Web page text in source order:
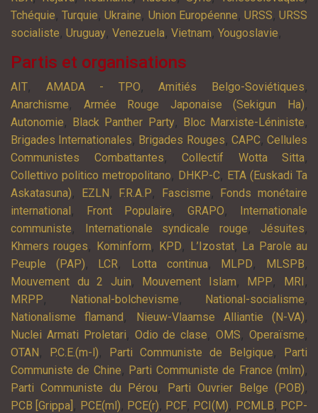
Tchéquie,Turquie,Ukraine, Union Européenne, URSS,URSS
socialiste, Uruguay, Venezuela, Vietnam, Yougoslavie,
Partis et organisations
AIT, AMADA - TPO,Amitiés Belgo-Soviétiques,
Anarchisme, Armée Rouge Japonaise (Sekigun Ha),
Autonomie, Black Panther Party, Bloc Marxiste-Léniniste,
Brigades Internationales, Brigades Rouges, CAPC,Cellules
Communistes Combattantes, Collectif Wotta Sitta,
Collettivo politico metropolitano, DHKP-C, ETA (Euskadi Ta
Askatasuna), EZLN, F.R.A.P, Fascisme, Fonds monétaire
international, Front Populaire, GRAPO, Internationale
communiste, Internationale syndicale rouge, Jésuites,
Khmers rouges, Kominform, KPD, L’Izostat, La Parole au
Peuple (PAP), LCR, Lotta continua, MLPD, MLSPB,
Mouvement du 2 Juin, Mouvement Islam, MPP, MRI ,
MRPP, National-bolchevisme, National-socialisme,
Nationalisme flamand, Nieuw-Vlaamse Alliantie (N-VA),
Nuclei Armati Proletari, Odio de clase,OMS,Operaïsme,
OTAN, P.C.E.(m-l), Parti Communiste de Belgique, Parti
Communiste de Chine, Parti Communiste de France (mlm),
Parti Communiste du Pérou, Parti Ouvrier Belge (POB),
PCB [Grippa] , PCE(ml), PCE(r), PCF, PCI(M), PCMLB, PCP-